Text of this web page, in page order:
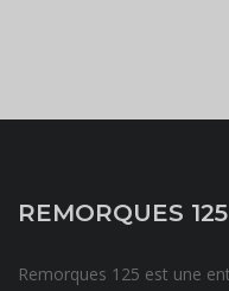
REMORQUES 125
Remorques 125 est une